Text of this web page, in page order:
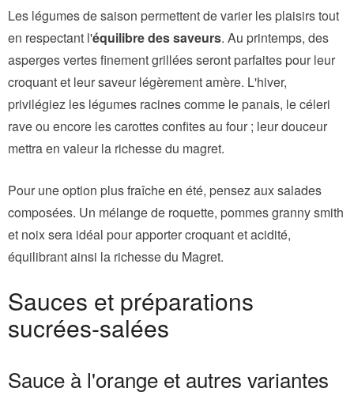
Les légumes de saison permettent de varier les plaisirs tout
en respectant l'équilibre des saveurs. Au printemps, des
asperges vertes finement grillées seront parfaites pour leur
croquant et leur saveur légèrement amère. L'hiver,
privilégiez les légumes racines comme le panais, le céleri
rave ou encore les carottes confites au four ; leur douceur
mettra en valeur la richesse du magret.
Pour une option plus fraîche en été, pensez aux salades
composées. Un mélange de roquette, pommes granny smith
et noix sera idéal pour apporter croquant et acidité,
équilibrant ainsi la richesse du Magret.
Sauces et préparations
sucrées-salées
Sauce à l'orange et autres variantes